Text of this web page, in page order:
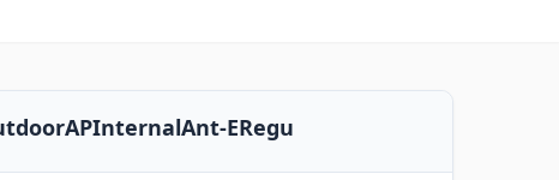
ERegu